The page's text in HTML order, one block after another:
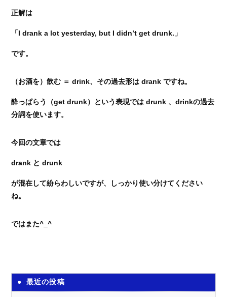
正解は
「I drank a lot yesterday, but I didn’t get drunk.」
です。
（お酒を）飲む ＝ drink、その過去形は drank ですね。
酔っぱらう（get drunk）という表現では drunk 、drinkの過去
分詞を使います。
今回の文章では
drank と drunk
が混在して紛らわしいですが、しっかり使い分けてください
ね。
ではまた^_^
最近の投稿